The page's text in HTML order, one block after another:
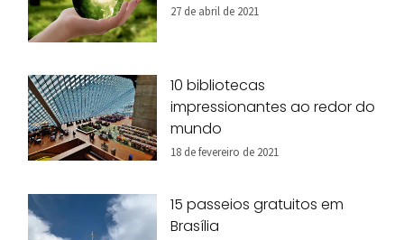
27 de abril de 2021
10 bibliotecas
impressionantes ao redor do
mundo
18 de fevereiro de 2021
15 passeios gratuitos em
Brasília